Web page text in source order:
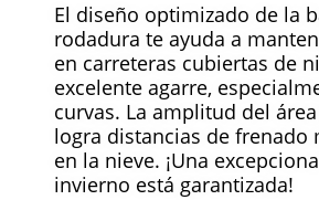
El diseño optimizado de la
rodadura te ayuda a
en carreteras cubiertas de
excelente agarre,
curvas. La amplitud del
logra distancias de frenado
en la nieve. ¡Una
invierno está garantizada!